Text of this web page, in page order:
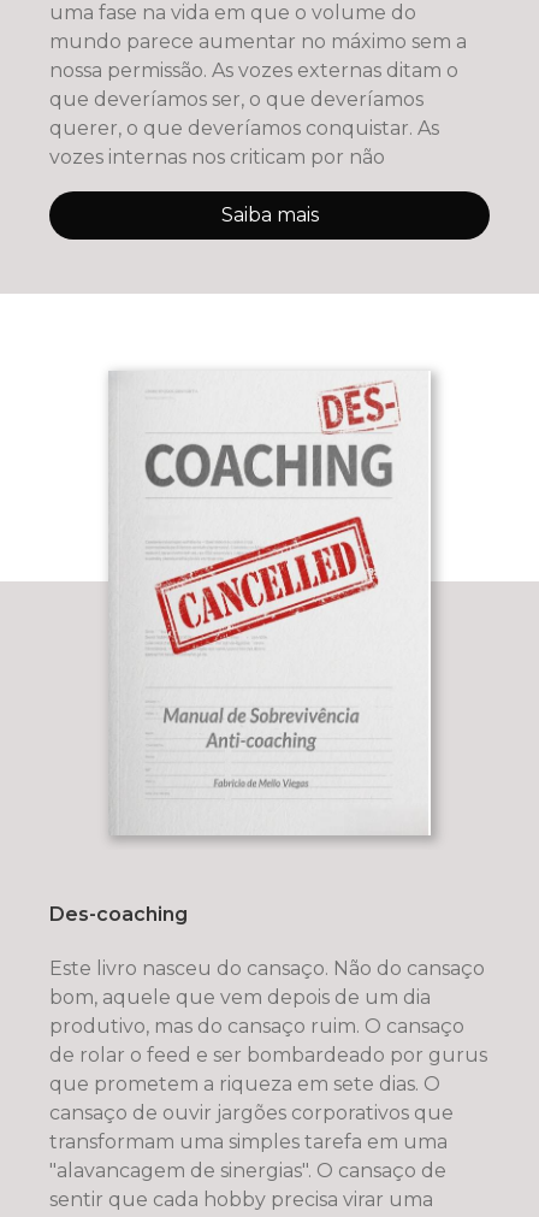
uma fase na vida em que o volume do
mundo parece aumentar no máximo sem a
nossa permissão. As vozes externas ditam o
que deveríamos ser, o que deveríamos
querer, o que deveríamos conquistar. As
vozes internas nos criticam por não
Saiba mais
Des-coaching
Este livro nasceu do cansaço. Não do cansaço
bom, aquele que vem depois de um dia
produtivo, mas do cansaço ruim. O cansaço
de rolar o feed e ser bombardeado por gurus
que prometem a riqueza em sete dias. O
cansaço de ouvir jargões corporativos que
transformam uma simples tarefa em uma
"alavancagem de sinergias". O cansaço de
sentir que cada hobby precisa virar uma